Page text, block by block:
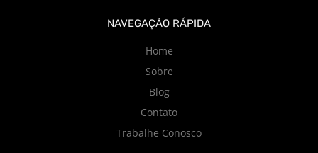
NAVEGAÇÃO RÁPIDA
Home
Sobre
Blog
Contato
Trabalhe Conosco